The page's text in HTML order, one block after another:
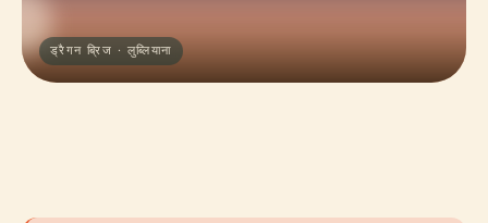
ड्रैगन ब्रिज · लुब्लियाना